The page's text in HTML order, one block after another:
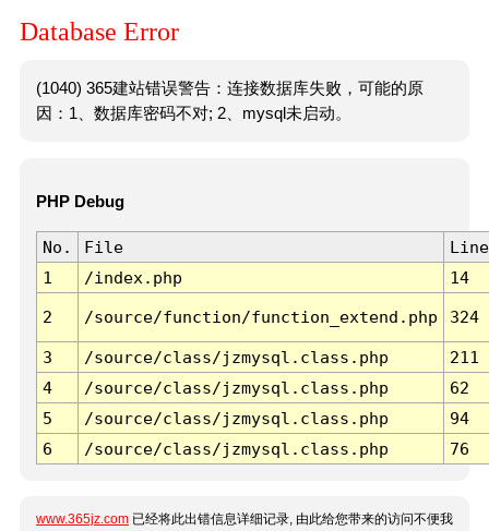
Database Error
(1040) 365建站错误警告：连接数据库失败，可能的原
因：1、数据库密码不对; 2、mysql未启动。
PHP Debug
No. File
Line
1
/index.php 14
2 /source/function/function_extend.php 324
3 /source/class/jzmysql.class.php
211
4
/source/class/jzmysql.class.php
62
5
/source/class/jzmysql.class.php
94
6
/source/class/jzmysql.class.php 76
www.365jz.com 已经将此出错信息详细记录, 由此给您带来的访问不便我